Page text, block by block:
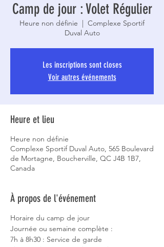
Camp de jour : Volet Régulier
Heure non définie
  |
Complexe Sportif
Duval Auto
Les inscriptions sont closes
Voir autres événements
Heure et lieu
Heure non définie
Complexe Sportif Duval Auto, 565 Boulevard
de Mortagne, Boucherville, QC J4B 1B7,
Canada
À propos de l'événement
Horaire du camp de jour
Journée ou semaine complète :
7h à 8h30 : Service de garde